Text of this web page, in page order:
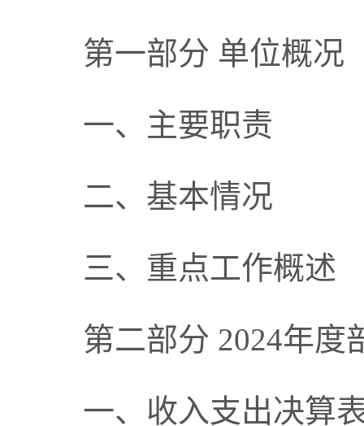
第一部分 单位概况
一、主要职责
二、基本情况
三、重点工作概述
第二部分 2024年度
一、收入支出决算